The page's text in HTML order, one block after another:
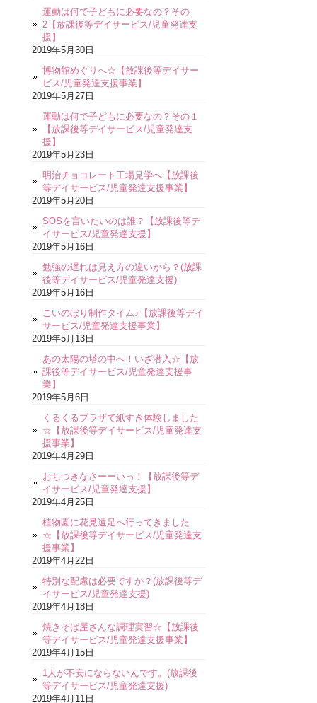
運動は何で子どもに必要なの？その
2【放課後等デイサービス/児童発達支
援】
2019年5月30日
博物館めぐりへ☆【放課後等デイサー
ビス/児童発達支援事業】
2019年5月27日
運動は何で子どもに必要なの？その１
【放課後等デイサービス/児童発達支
援】
2019年5月23日
明治チョコレート工場見学へ【放課後
等デイサービス/児童発達支援事業】
2019年5月20日
SOSを言いたいのは誰？【放課後等デ
イサービス/児童発達支援】
2019年5月16日
勉強の遅れは見え方の違いから？(放課
後等デイサービス/児童発達支援)
2019年5月16日
こいのぼり制作タイム♪【放課後等デイ
サービス/児童発達支援事業】
2019年5月13日
あの太陽の塔の中へ！いざ潜入☆【放
課後等デイサービス/児童発達支援事
業】
2019年5月6日
くるくるプラザで紙すき体験しました
☆【放課後等デイサービス/児童発達支
援事業】
2019年4月29日
おちつきなさーーいっ！【放課後等デ
イサービス/児童発達支援】
2019年4月25日
植物園に花見遠足へ行ってきました
☆【放課後等デイサービス/児童発達支
援事業】
2019年4月22日
特別な配慮は必要ですか？(放課後等デ
イサービス/児童発達支援)
2019年4月18日
焼きそば屋さんな調理実習☆【放課後
等デイサービス/児童発達支援事業】
2019年4月15日
1人が不安にならないんです。(放課後
等デイサービス/児童発達支援)
2019年4月11日